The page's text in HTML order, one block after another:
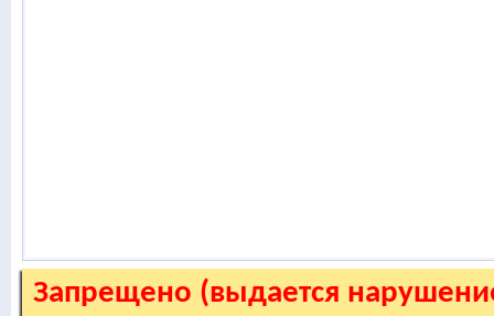
Запрещено (выдается